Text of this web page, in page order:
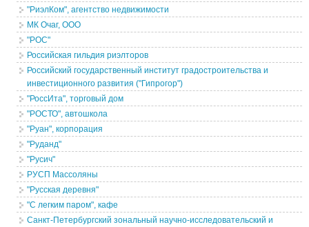
"РиэлКом", агентство недвижимости
МК Очаг, ООО
"РОС"
Российская гильдия риэлторов
Российский государственный институт градостроительства и
инвестиционного развития ("Гипрогор")
"РоссИта", торговый дом
"РОСТО", автошкола
"Руан", корпорация
"Руданд"
"Русич"
РУСП Массоляны
"Русская деревня"
"С легким паром", кафе
Санкт-Петербургский зональный научно-исследовательский и